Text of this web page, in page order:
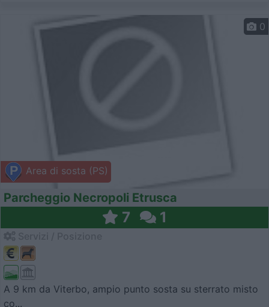
Area di sosta (PS)
0
Parcheggio Necropoli Etrusca
7 1
A 9 km da Viterbo, ampio punto sosta su sterrato misto
co...